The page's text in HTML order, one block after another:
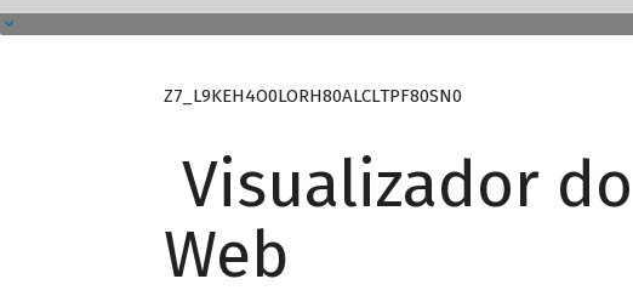
Z7_L9KEH4O0LORH80ALCLTPF80SN0
Visualizador
Web